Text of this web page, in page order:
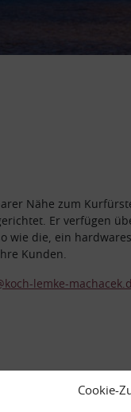
Cookie-
Nähe zum
Er verfügen
wie die, ein
Kunden.
lemke-